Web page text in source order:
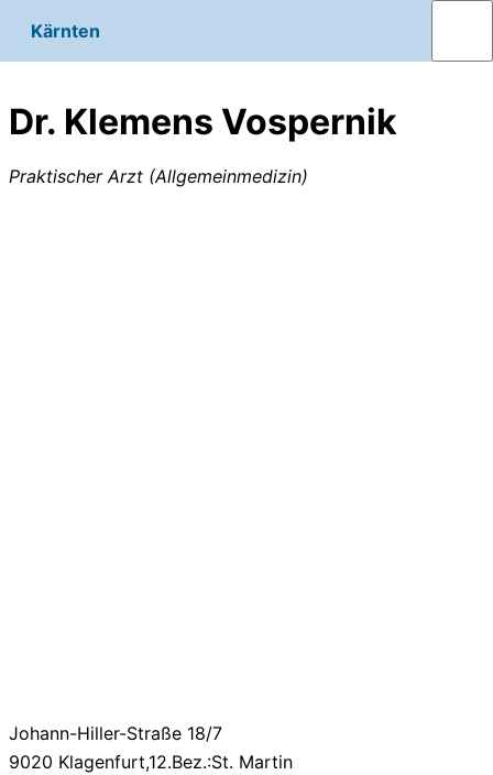
Kärnten
Dr. Klemens Vospernik
Praktischer Arzt (Allgemeinmedizin)
Johann-Hiller-Straße 18/7
9020 Klagenfurt,12.Bez.:St. Martin